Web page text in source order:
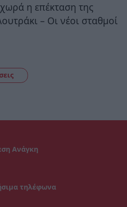
η επέκταση της
– Οι νέοι σταθμοί
Ανάγκη
τηλέφωνα